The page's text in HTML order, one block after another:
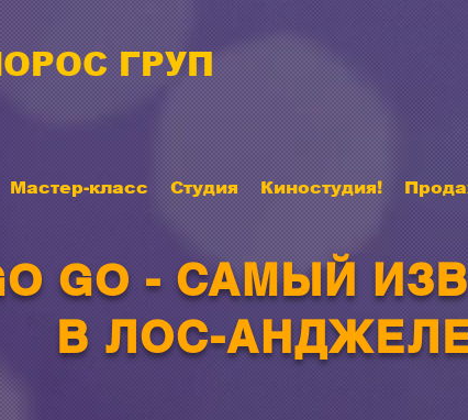
ГРУП
Мастер-класс Студия Киностудия!
GO - САМЫЙ
В ЛОС-